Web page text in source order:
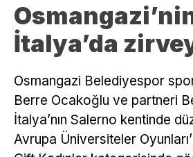
İtalya’da
Osmangazi Belediyespor
Berre Ocakoğlu ve partneri
İtalya’nın Salerno kentinde
Avrupa Üniversiteler